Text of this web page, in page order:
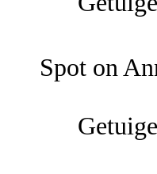
Spot on